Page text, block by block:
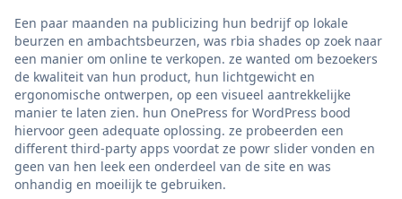
Een paar maanden na publicizing hun bedrijf op lokale
beurzen en ambachtsbeurzen, was rbia shades op zoek naar
een manier om online te verkopen. ze wanted om bezoekers
de kwaliteit van hun product, hun lichtgewicht en
ergonomische ontwerpen, op een visueel aantrekkelijke
manier te laten zien. hun OnePress for WordPress bood
hiervoor geen adequate oplossing. ze probeerden een
different third-party apps voordat ze powr slider vonden en
geen van hen leek een onderdeel van de site en was
onhandig en moeilijk te gebruiken.